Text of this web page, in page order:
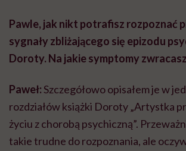
Pawle, jak nikt potrafisz rozpoznać
sygnały zbliżającego się epizodu
Doroty. Na jakie symptomy
Paweł:Szczegółowo opisałem je w
rozdziałów książki Doroty „Artystka
życiu z chorobą psychiczną”.
takie trudne do rozpoznania, ale